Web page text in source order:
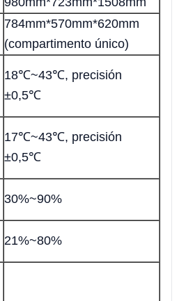
784mm*570mm*620mm
(compartimento único)
18℃~43℃, precisión
±0,5℃
17℃~43℃, precisión
±0,5℃
30%~90%
21%~80%